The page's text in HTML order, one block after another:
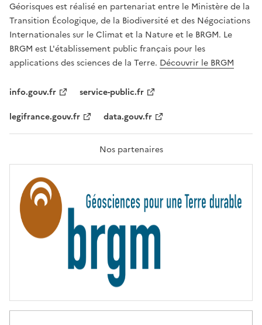
T
É
,
É
G
A
L
F
A
T
R
T
É
Géorisques est réalisé en partenariat entre le Ministère de la
Transition Écologique, de la Biodiversité et des Négociations
Internationales sur le Climat et la Nature et le BRGM. Le
BRGM est L'établissement public français pour les
applications des sciences de la Terre. Découvrir le BRGM
info.gouv.fr
service-public.fr
legifrance.gouv.fr
data.gouv.fr
Nos partenaires